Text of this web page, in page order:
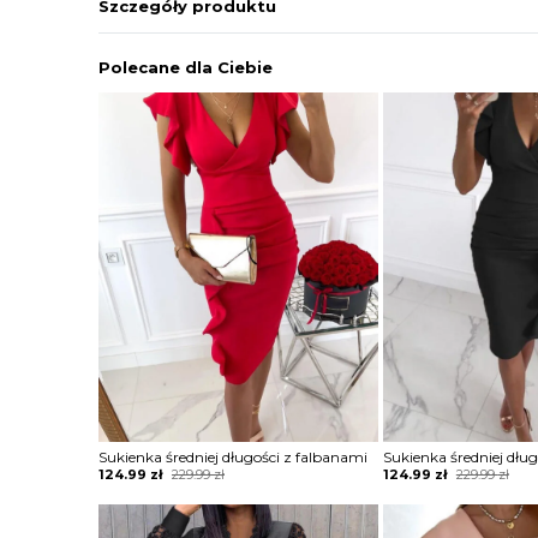
Szczegóły produktu
Polecane dla Ciebie
Sukienka średniej długości z falbanami
229.99zł
Original
was:
229.99 zł.
124.99 zł
Current
is:
124.99 zł.
Sukienka średniej
229.99zł
Original
was:
229.99 zł.
124.99 zł
Current
is:
124.99 zł.